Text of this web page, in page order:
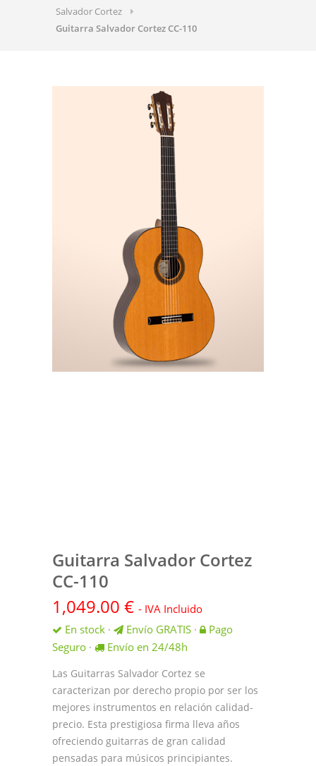
Salvador Cortez
Guitarra Salvador Cortez CC-110
Guitarra Salvador Cortez
CC-110
1,049.00 € - IVA Incluido
En stock · Envío GRATIS ·
Pago
Seguro · Envío en 24/48h
Las Guitarras Salvador Cortez se
caracterizan por derecho propio por ser los
mejores instrumentos en relación calidad-
precio. Esta prestigiosa firma lleva años
ofreciendo guitarras de gran calidad
pensadas para músicos principiantes.